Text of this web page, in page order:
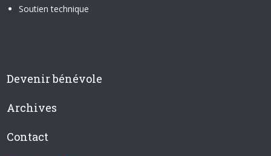
Soutien technique
Devenir bénévole
Archives
Contact